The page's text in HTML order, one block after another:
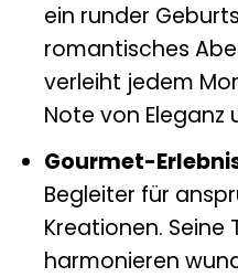
ein runder
romantisches
verleiht jedem
Note von
Gourmet-
Begleiter für
Kreationen. Seine
harmonieren